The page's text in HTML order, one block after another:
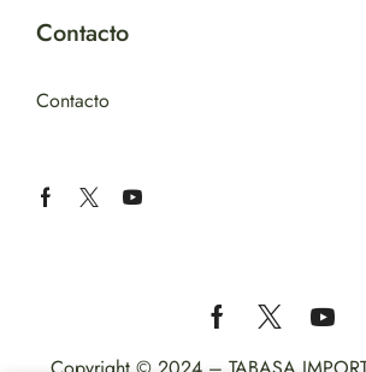
Contacto
Contacto